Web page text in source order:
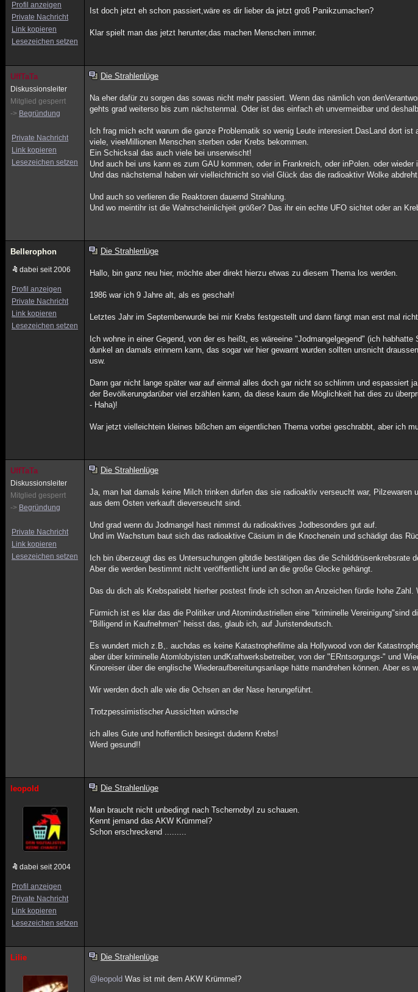
Profil anzeigen
Private Nachricht
Link kopieren
Lesezeichen setzen
Ist doch jetzt eh schon passiert,wäre es dir lieber da jetzt groß Panikzumachen?
Klar spielt man das jetzt herunter,das machen Menschen immer.
UffTaTa
Diskussionsleiter
Mitglied gesperrt
-> Begründung
Private Nachricht
Link kopieren
Lesezeichen setzen
Die Strahlenlüge
Na eher dafür zu sorgen das sowas nicht mehr passiert. Wenn das nämlich von
gehts grad weiterso bis zum nächstenmal. Oder ist das einfach eh unvermeidbar und
Ich frag mich echt warum die ganze Problematik so wenig Leute interesiert.DasLand dort
viele, vieeMillionen Menschen sterben oder Krebs bekommen.
Ein Schicksal das auch viele bei unserwischt!
Und auch bei uns kann es zum GAU kommen, oder in Frankreich, oder inPolen. oder wieder
Und das nächstemal haben wir vielleichtnicht so viel Glück das die radioaktivr Wolke
Und auch so verlieren die Reaktoren dauernd Strahlung.
Und wo meintihr ist die Wahrscheinlichjeit größer? Das ihr ein echte UFO sichtet oder an
Bellerophon
dabei seit 2006
Profil anzeigen
Private Nachricht
Link kopieren
Lesezeichen setzen
Die Strahlenlüge
Hallo, bin ganz neu hier, möchte aber direkt hierzu etwas zu diesem Thema los werden.
1986 war ich 9 Jahre alt, als es geschah!
Letztes Jahr im Septemberwurde bei mir Krebs festgestellt und dann fängt man erst mal
Ich wohne in einer Gegend, von der es heißt, es wäreeine "Jodmangelgegend" (ich
dunkel an damals erinnern kann, das sogar wir hier gewarnt wurden sollten unsnicht
usw.
Dann gar nicht lange später war auf einmal alles doch gar nicht so schlimm und espassiert
der Bevölkerungdarüber viel erzählen kann, da diese kaum die Möglichkeit hat dies zu
- Haha)!
War jetzt vielleichtein kleines bißchen am eigentlichen Thema vorbei geschrabbt, aber ich
UffTaTa
Diskussionsleiter
Mitglied gesperrt
-> Begründung
Private Nachricht
Link kopieren
Lesezeichen setzen
Die Strahlenlüge
Ja, man hat damals keine Milch trinken dürfen das sie radioaktiv verseucht war,
aus dem Osten verkauft dieverseucht sind.
Und grad wenn du Jodmangel hast nimmst du radioaktives Jodbesonders gut auf.
Und im Wachstum baut sich das radioaktive Cäsium in die Knochenein und schädigt das
Ich bin überzeugt das es Untersuchungen gibtdie bestätigen das die Schilddrüsenkrebsrate
Aber die werden bestimmt nicht veröffentlicht iund an die große Glocke gehängt.
Das du dich als Krebspatiebt hierher postest finde ich schon an Anzeichen fürdie hohe
Fürmich ist es klar das die Politiker und Atomindustriellen eine "kriminelle Vereinigung"sind
"Billigend in Kaufnehmen" heisst das, glaub ich, auf Juristendeutsch.
Es wundert mich z.B,. auchdas es keine Katastrophefilme ala Hollywood von der
aber über kriminelle Atomlobyisten undKraftwerksbetreiber, von der "ERntsorgungs-" und
Kinoreiser über die englische Wiederaufbereitungsanlage hätte mandrehen können. Aber
Wir werden doch alle wie die Ochsen an der Nase herungeführt.
Trotzpessimistischer Aussichten wünsche
ich alles Gute und hoffentlich besiegst dudenn Krebs!
Werd gesund!!
leopold
dabei seit 2004
Profil anzeigen
Private Nachricht
Link kopieren
Lesezeichen setzen
Die Strahlenlüge
Man braucht nicht unbedingt nach Tschernobyl zu schauen.
Kennt jemand das AKW Krümmel?
Schon erschreckend .........
Lilie Die Strahlenlüge
@leopold Was ist mit dem AKW Krümmel?